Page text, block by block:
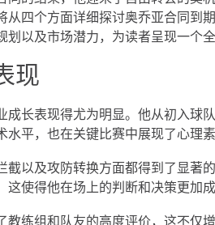
从四个方面详细探讨奥乔亚合同到
以及市场潜力，为读者呈现一个全
现
成长表现得尤为明显。他从初入球
平，也在关键比赛中展现了心理素
截以及攻防转换方面都得到了显著
使得他在场上的判断和决策更加成
教练组和队友的高度评价，这不仅